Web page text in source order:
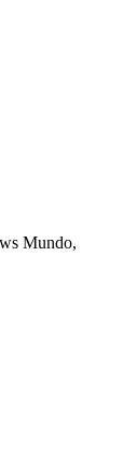
Mundo,